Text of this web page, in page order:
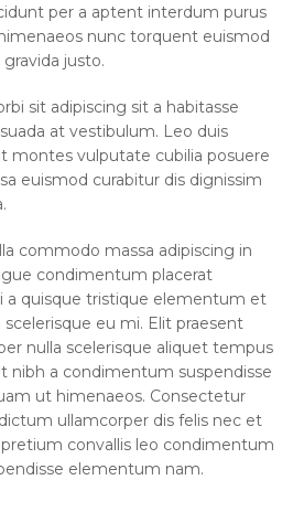
per a aptent interdum purus
nunc torquent euismod
justo.
sit adipiscing sit a habitasse
at vestibulum. Leo duis
montes vulputate cubilia posuere
euismod curabitur dis dignissim
commodo massa adipiscing in
condimentum placerat
a quisque tristique elementum et
eu mi. Elit praesent
nulla scelerisque aliquet tempus
nibh a condimentum suspendisse
ut himenaeos. Consectetur
ullamcorper dis felis nec et
convallis leo condimentum
elementum nam.